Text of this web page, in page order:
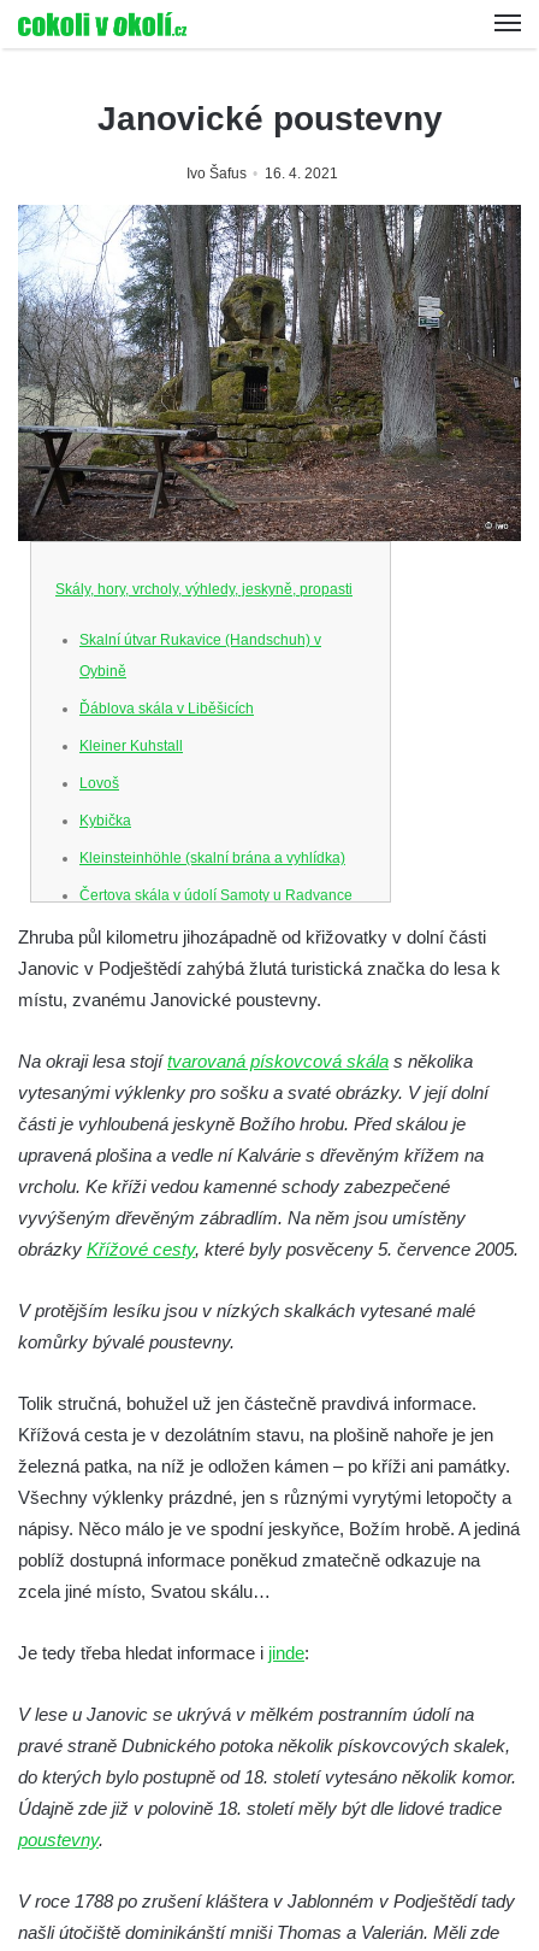
Janovické poustevny
Ivo Šafus 16. 4. 2021
Skály, hory, vrcholy, výhledy, jeskyně, propasti
Skalní útvar Rukavice (Handschuh) v
Oybině
Ďáblova skála v Liběšicích
Kleiner Kuhstall
Lovoš
Kybička
Kleinsteinhöhle (skalní brána a vyhlídka)
Čertova skála v údolí Samoty u Radvance
Skalní branka pod rozhlednou Čáp v
Teplických skalách
Schodiště pod rozhlednou Čáp v Teplických
Vyhlídka Lokomotiva v Teplických skalách
Kamenná brána v Broumovských stěnách
Vyhlídkové místo na cestě k vyhlídce
Koruna v Broumovských stěnách
Skalní útvar Čertovo sedlo v Broumovských
Kamenná ZOO – Skalní hřib
Kamenná ZOO – Želva II.
Kamenná ZOO – Želva I.
Kamenná ZOO – Velbloud
Kamenná ZOO – Kačenka
Vyhlídka Božanovský Špičák
Vyhlídka východně od Božanovského
Špičáku
Hradiště Hrádek u Libochovan (vyhlídka)
Papststein (Saské Švýcarsko)
Jeskyně Kuhstall a hrad Neuer Wildenstein
(Saské Švýcarsko)
Vyhlídka u symbolického horolezeckého
hřbitova ve skalách Nebeská říše u Ostrova
Zhruba půl kilometru jihozápadně od křižovatky v dolní části
Janovic v Podještědí zahýbá žlutá turistická značka do lesa k
místu, zvanému Janovické poustevny.
Na okraji lesa stojítvarovaná pískovcová skála s několika
vytesanými výklenky pro sošku a svaté obrázky. V její dolní
části je vyhloubená jeskyně Božího hrobu. Před skálou je
upravená plošina a vedle ní Kalvárie s dřevěným křížem na
vrcholu. Ke kříži vedou kamenné schody zabezpečené
vyvýšeným dřevěným zábradlím. Na něm jsou umístěny
obrázky Křížové cesty, které byly posvěceny 5. července 2005.
V protějším lesíku jsou v nízkých skalkách vytesané malé
komůrky bývalé poustevny.
Tolik stručná, bohužel už jen částečně pravdivá informace.
Křížová cesta je v dezolátním stavu, na plošině nahoře je jen
železná patka, na níž je odložen kámen – po kříži ani památky.
Všechny výklenky prázdné, jen s různými vyrytými letopočty a
nápisy. Něco málo je ve spodní jeskyňce, Božím hrobě. A jediná
poblíž dostupná informace poněkud zmatečně odkazuje na
zcela jiné místo, Svatou skálu…
Je tedy třeba hledat informace i jinde:
V lese u Janovic se ukrývá v mělkém postranním údolí na
pravé straně Dubnického potoka několik pískovcových skalek,
do kterých bylo postupně od 18. století vytesáno několik komor.
Údajně zde již v polovině 18. století měly být dle lidové tradice
poustevny.
V roce 1788 po zrušení kláštera v Jablonném v Podještědí tady
našli útočiště dominikánští mniši Thomas a Valerián. Měli zde